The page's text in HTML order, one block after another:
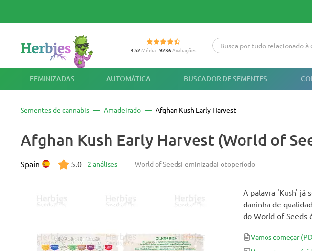
4.52 Média 9236Avaliações
FEMINIZADAS AUTOMÁTICA BUSCADOR DE SEMENTES
Sementes de cannabis Amadeirado Afghan Kush Early Harvest
Afghan Kush Early Harvest (World of
World of SeedsFeminizadaFotoperíodo
Spain 5.0 2 análises
A palavra 'Kush' já
daninha de
do World of Seeds
variedade 100%
garante uma alta e
Vamos começar